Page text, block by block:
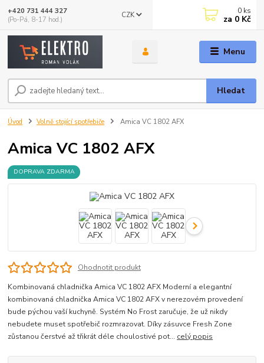
Menu
CZK
Hledat
+420 731 444 327
(Po-Pá, 8-17 hod.)
0 ks
za 0 Kč
Úvod Volně stojící spotřebiče Amica VC 1802 AFX
Amica VC 1802 AFX
DOPRAVA ZDARMA
Ohodnotit produkt
Kombinovaná chladnička Amica VC 1802 AFX Moderní a elegantní
kombinovaná chladnička Amica VC 1802 AFX v nerezovém provedení
bude pýchou vaší kuchyně. Systém No Frost zaručuje, že už nikdy
nebudete muset spotřebič rozmrazovat. Díky zásuvce Fresh Zone
zůstanou čerstvé až třikrát déle choulostivé pot... celý popis